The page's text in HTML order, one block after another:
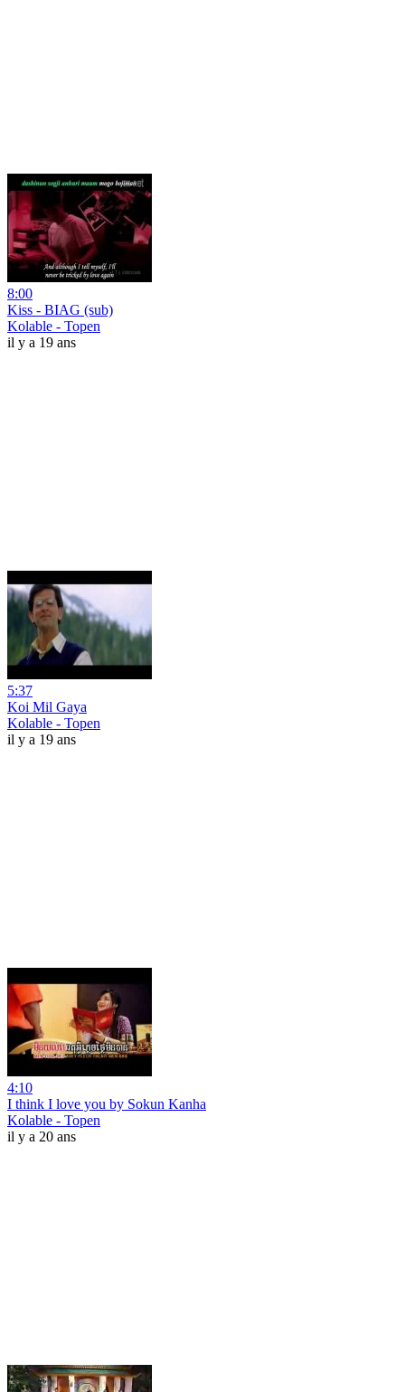
8:00
Kiss - BIAG (sub)
Kolable - Topen
il y a 19 ans
5:37
Koi Mil Gaya
Kolable - Topen
il y a 19 ans
4:10
I think I love you by Sokun Kanha
Kolable - Topen
il y a 20 ans